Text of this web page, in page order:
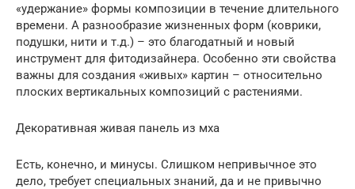
«удержание» формы композиции в течение длительного
времени. А разнообразие жизненных форм (коврики,
подушки, нити и т.д.) – это благодатный и новый
инструмент для фитодизайнера. Особенно эти свойства
важны для создания «живых» картин – относительно
плоских вертикальных композиций с растениями.
Декоративная живая панель из мха
Есть, конечно, и минусы. Слишком непривычное это
дело, требует специальных знаний, да и не привычно